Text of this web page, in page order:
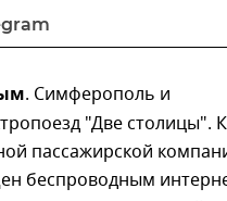
. Симферополь и
"Две столицы".
пассажирской
беспроводным